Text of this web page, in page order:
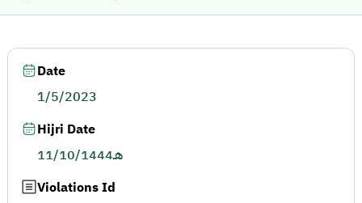
Date
1/5/2023
Hijri Date
11/10/1444هـ
Violations Id